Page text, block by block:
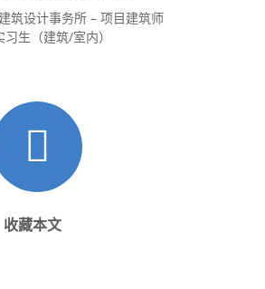
筑设计事务所 – 项目建筑师
生（建筑/室内）
收藏本文